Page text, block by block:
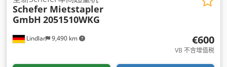
Lindlar 9,490 km
Schefer Mietstapler
GmbH 2051510WKG
€600
VB 不含增值税